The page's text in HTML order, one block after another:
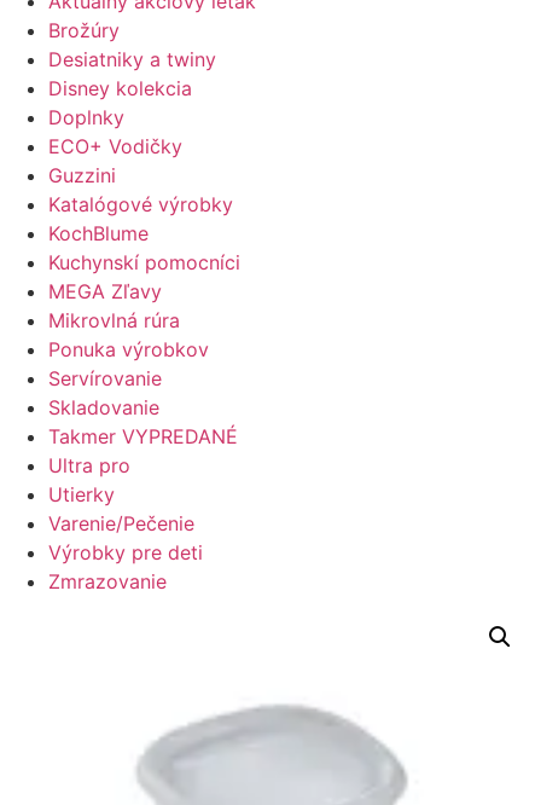
Brožúry
Desiatniky a twiny
Disney kolekcia
Doplnky
ECO+ Vodičky
Guzzini
Katalógové výrobky
KochBlume
Kuchynskí pomocníci
MEGA Zľavy
Mikrovlná rúra
Ponuka výrobkov
Servírovanie
Skladovanie
Takmer VYPREDANÉ
Ultra pro
Utierky
Varenie/Pečenie
Výrobky pre deti
Zmrazovanie